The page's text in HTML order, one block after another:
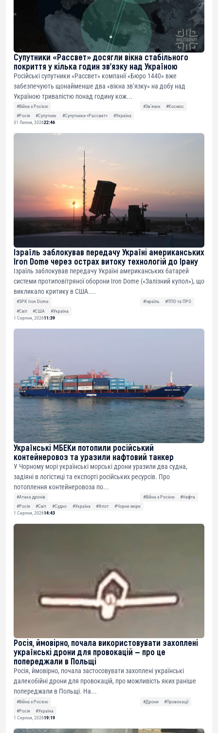
Супутники «Рассвет» досягли вікна стабільного
покриття у кілька годин зв’язку над Україною
Російські супутники «Рассвет» компанії «Бюро 1440» вже
забезпечують щонайменше два «вікна зв’язку» на добу над
Україною тривалістю понад годину кож...
#Війна з Росією #Звʼязок
#Космос
#Росія
#Супутник #Супутники «Рассвет»
#Україна
31 Липня, 202622:46
Ізраїль заблокував передачу Україні американських
Iron Dome через острах витоку технологій до Ірану
Ізраїль заблокував передачу Україні американських батарей
системи протиповітряної оборони Iron Dome («Залізний купол»), що
викликало критику в США....
#ЗРК Iron Dome #Ізраїль
#ППО та ПРО
#Світ
#США
#Україна
1 Серпня, 202611:39
Українські МБЕКи потопили російський
контейнеровоз та уразили нафтовий танкер
У Чорному морі українські морські дрони уразили два судна,
задіяні в логістиці та експорті російських ресурсів. Про
потоплення контейнеровоза по...
#Атака дронів #Війна з Росією
#Нафта
#Росія
#Світ #Судно #Україна #Флот
#Чорне море
1 Серпня, 202614:43
Росія, ймовірно, почала використовувати захоплені
українські дрони для провокацій — про це
попереджали в Польщі
Росія, ймовірно, почала застосовувати захоплені українські
далекобійні дрони для провокацій, про можливість яких раніше
попереджали в Польщі. На...
#Війна з Росією #Дрони
#Провокації
#Росія
#Україна
1 Серпня, 202619:19